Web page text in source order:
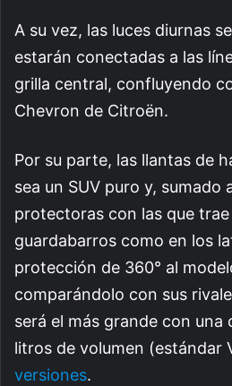
A su vez, las luces diurnas
estarán conectadas a las
grilla central, confluyendo
Chevron de Citroën.
Por su parte, las llantas de
sea un SUV puro y, sumado
protectoras con las que
guardabarros como en los
protección de 360° al
comparándolo con sus
será el más grande con una
litros de volumen (estándar
versiones.